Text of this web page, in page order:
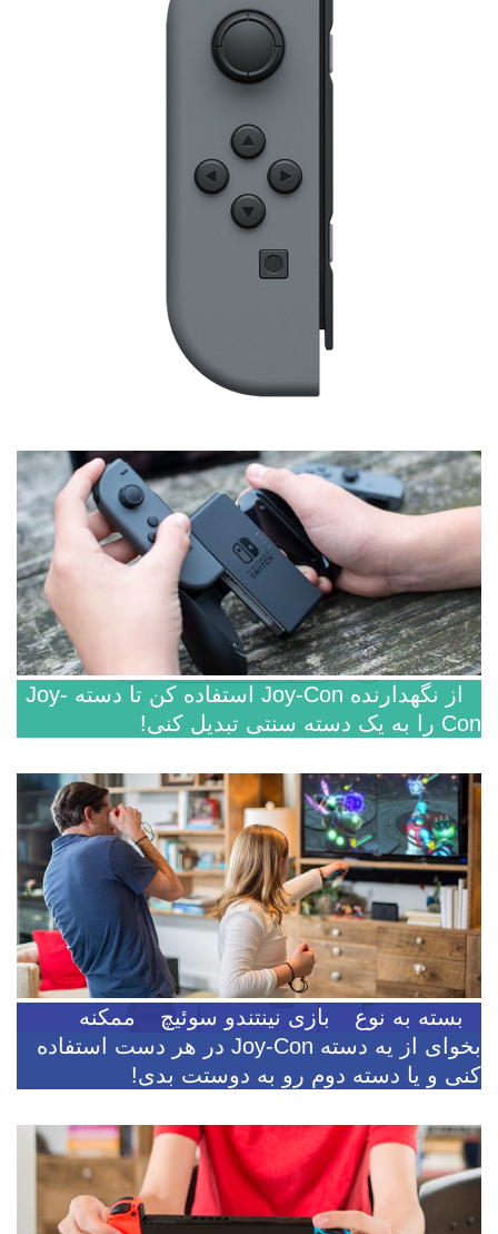
از نگهدارنده Joy-Con استفاده کن تا دسته Joy-
Con را به یک دسته سنتی تبدیل کنی!
بسته به نوع بازی نینتندو سوئیچ
ممکنه
بخوای از یه دسته Joy-Con در هر دست استفاده
کنی و یا دسته دوم رو به دوستت بدی!